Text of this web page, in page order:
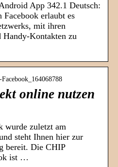
App 342.1 Deutsch:
erlaubt es
mit ihren
Handy-Kontakten zu
online nutzen
wurde zuletzt am
steht Ihnen hier zur
bereit. Die CHIP
ist …